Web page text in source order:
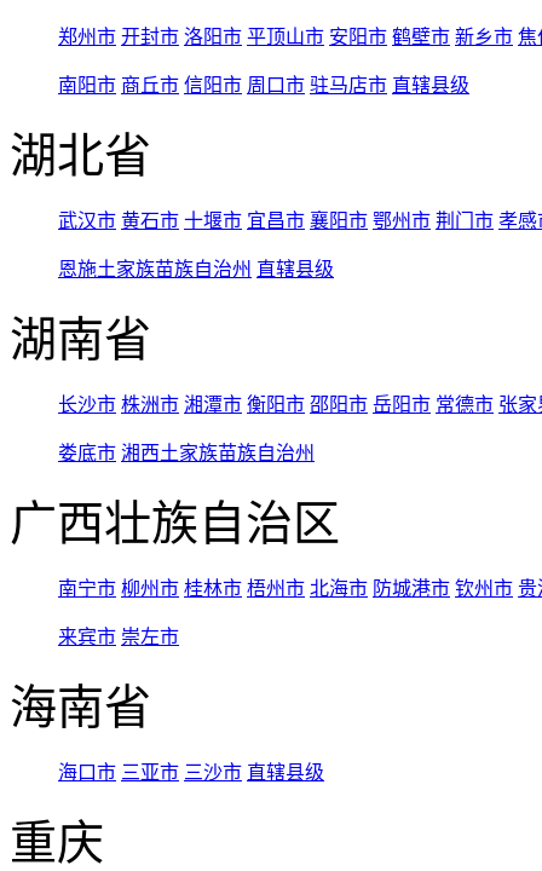
郑州市 开封市 洛阳市 平顶山市 安阳市 鹤壁市 新乡市 焦
南阳市 商丘市 信阳市 周口市 驻马店市 直辖县级
湖北省
武汉市 黄石市 十堰市 宜昌市 襄阳市 鄂州市 荆门市 孝感
恩施土家族苗族自治州 直辖县级
湖南省
长沙市 株洲市 湘潭市 衡阳市 邵阳市 岳阳市 常德市 张家
娄底市 湘西土家族苗族自治州
广西壮族自治区
南宁市 柳州市 桂林市 梧州市 北海市 防城港市 钦州市 贵
来宾市 崇左市
海南省
海口市 三亚市 三沙市 直辖县级
重庆